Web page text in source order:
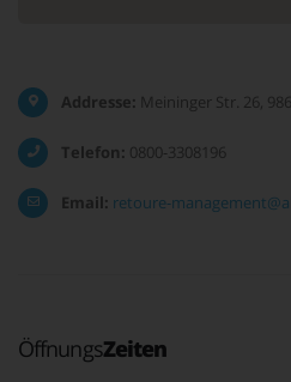
Addresse: Meininger Str. 26,
Telefon: 0800-3308196
Email: retoure-
ÖffnungsZeiten